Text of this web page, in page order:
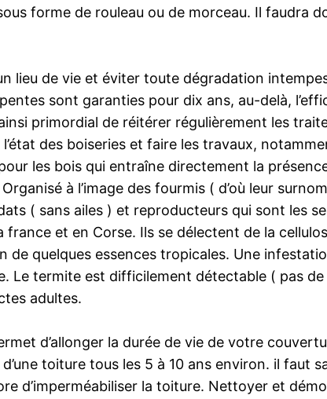
forme de rouleau ou de morceau. Il faudra
lieu de vie et éviter toute dégradation
sont garanties pour dix ans, au-delà,
primordial de réitérer régulièrement les
des boiseries et faire les travaux,
les bois qui entraîne directement la
à l’image des fourmis ( d’où leur
( sans ailes ) et reproducteurs qui sont les
et en Corse. Ils se délectent de la
de quelques essences tropicales. Une
Le termite est difficilement détectable ( pas
adultes.
d’allonger la durée de vie de votre
toiture tous les 5 à 10 ans environ. il faut
d’imperméabiliser la toiture. Nettoyer et